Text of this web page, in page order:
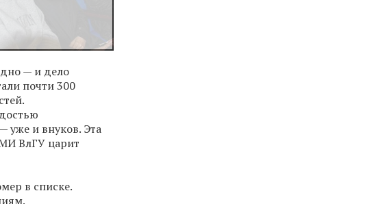
— и дело
почти 300
уже и внуков. Эта
ВлГУ царит
в списке.